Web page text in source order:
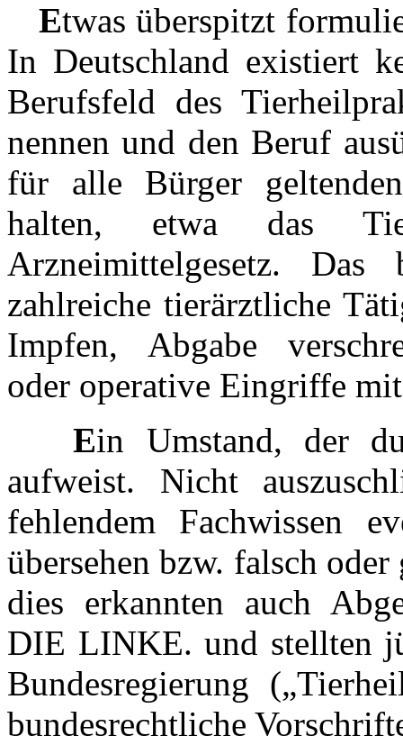
Etwas überspitzt
In Deutschland existiert
Berufsfeld des
nennen und den Beruf
für alle Bürger
halten, etwa das
Arzneimittelgesetz.
zahlreiche tierärztliche
Impfen, Abgabe
oder operative Eingriffe
Ein Umstand, der
aufweist. Nicht
fehlendem Fachwissen
übersehen bzw. falsch
dies erkannten auch
DIE LINKE. und stellten
Bundesregierung
bundesrechtliche